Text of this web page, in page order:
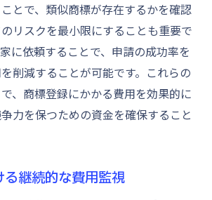
とで、類似商標が存在するかを確認
リスクを最小限にすることも重要で
に依頼することで、申請の成功率を
削減することが可能です。これらの
、商標登録にかかる費用を効果的に
力を保つための資金を確保すること
る継続的な費用監視